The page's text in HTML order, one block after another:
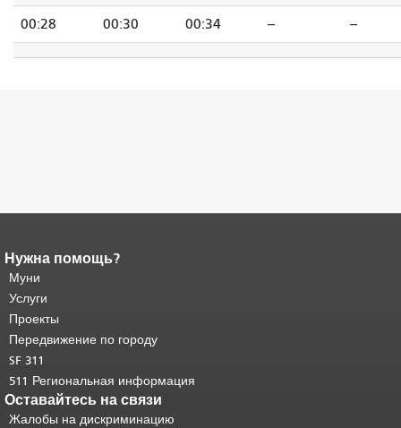
00:28 00:30 00:34 -- --
Конец содержимого
страницы.
страницы повторяется на каждой
странице.
основного содержимого .
Нужна помощь?
Муни
Услуги
Проекты
Передвижение по городу
SF 311
511 Региональная информация
Оставайтесь на связи
Жалобы на дискриминацию